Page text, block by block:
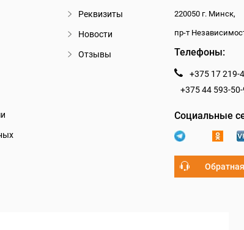
Реквизиты
Новости
Отзывы
220050 г. Минск,
пр-т
Телефоны:
+375 17 219-
+375 44 593-
Социальные